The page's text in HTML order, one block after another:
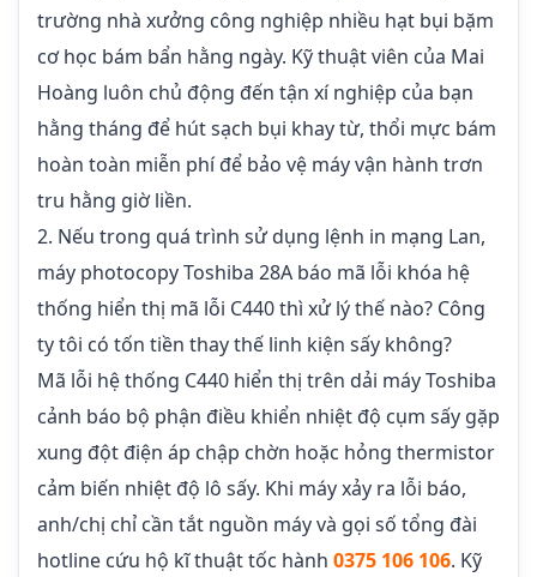
trường nhà xưởng công nghiệp nhiều hạt bụi bặm
cơ học bám bẩn hằng ngày. Kỹ thuật viên của Mai
Hoàng luôn chủ động đến tận xí nghiệp của bạn
hằng tháng để hút sạch bụi khay từ, thổi mực bám
hoàn toàn miễn phí để bảo vệ máy vận hành trơn
tru hằng giờ liền.
2. Nếu trong quá trình sử dụng lệnh in mạng Lan,
máy photocopy Toshiba 28A báo mã lỗi khóa hệ
thống hiển thị mã lỗi C440 thì xử lý thế nào? Công
ty tôi có tốn tiền thay thế linh kiện sấy không?
Mã lỗi hệ thống C440 hiển thị trên dải máy Toshiba
cảnh báo bộ phận điều khiển nhiệt độ cụm sấy gặp
xung đột điện áp chập chờn hoặc hỏng thermistor
cảm biến nhiệt độ lô sấy. Khi máy xảy ra lỗi báo,
anh/chị chỉ cần tắt nguồn máy và gọi số tổng đài
hotline cứu hộ kĩ thuật tốc hành 0375 106 106. Kỹ